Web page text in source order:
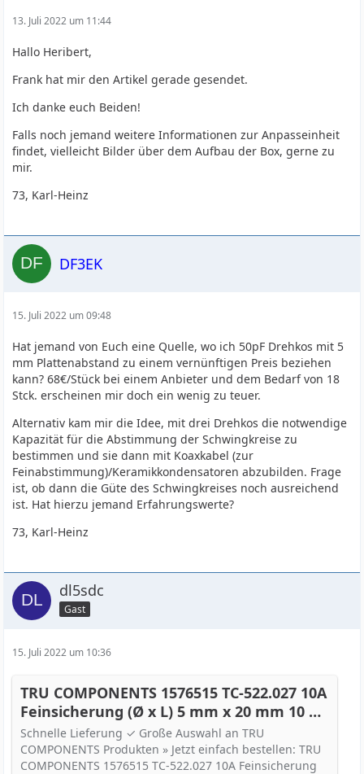
13. Juli 2022 um 11:44
Hallo Heribert,
Frank hat mir den Artikel gerade gesendet.
Ich danke euch Beiden!
Falls noch jemand weitere Informationen zur Anpasseinheit
findet, vielleicht Bilder über dem Aufbau der Box, gerne zu
mir.
73, Karl-Heinz
DF3EK
15. Juli 2022 um 09:48
Hat jemand von Euch eine Quelle, wo ich 50pF Drehkos mit 5
mm Plattenabstand zu einem vernünftigen Preis beziehen
kann? 68€/Stück bei einem Anbieter und dem Bedarf von 18
Stck. erscheinen mir doch ein wenig zu teuer.
Alternativ kam mir die Idee, mit drei Drehkos die notwendige
Kapazität für die Abstimmung der Schwingkreise zu
bestimmen und sie dann mit Koaxkabel (zur
Feinabstimmung)/Keramikkondensatoren abzubilden. Frage
ist, ob dann die Güte des Schwingkreises noch ausreichend
ist. Hat hierzu jemand Erfahrungswerte?
73, Karl-Heinz
dl5sdc
Gast
15. Juli 2022 um 10:36
TRU COMPONENTS 1576515 TC-522.027 10A
Feinsicherung (Ø x L) 5 mm x 20 mm 10 A
250 V Träge -T- Inhalt 1 St. kaufen
Schnelle Lieferung ✓ Große Auswahl an TRU
COMPONENTS Produkten » Jetzt einfach bestellen: TRU
COMPONENTS 1576515 TC-522.027 10A Feinsicherung